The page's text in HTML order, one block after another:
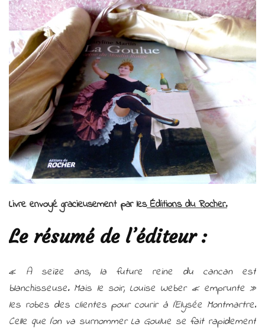
–
Reine
du
Moulin
Rouge »
de
Maryline
Martin
(Éditions
du
Rocher)
Livre envoyé gracieusement par lesÉditions du Rocher.
Le résumé de l’éditeur :
« A seize ans, la future reine du cancan est
blanchisseuse. Mais le soir, Louise Weber « emprunte »
les robes des clientes pour courir à l’Elysée Montmartre.
Celle que l’on va surnommer La Goulue se fait rapidement